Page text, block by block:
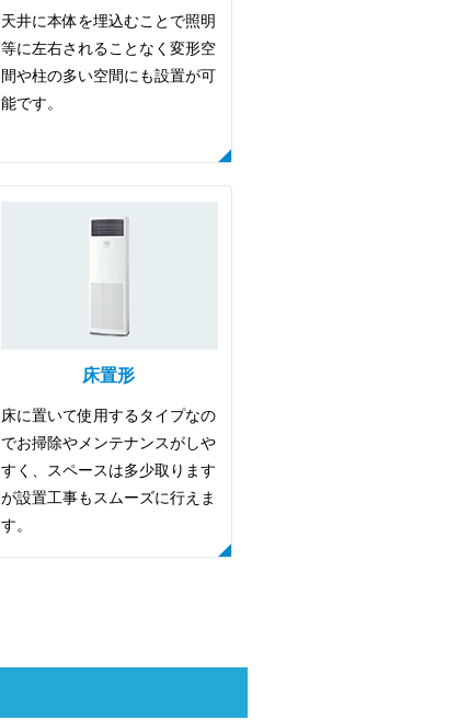
天井に本体を埋込むことで照明
等に左右されることなく変形空
間や柱の多い空間にも設置が可
能です。
床置形
床に置いて使用するタイプなの
でお掃除やメンテナンスがしや
すく、スペースは多少取ります
が設置工事もスムーズに行えま
す。